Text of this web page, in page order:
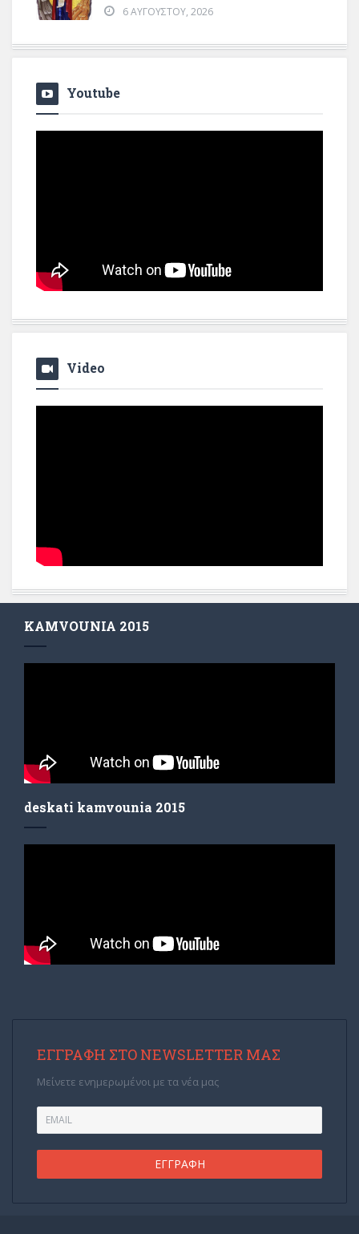
6 ΑΥΓΟΎΣΤΟΥ, 2026
Youtube
Video
KAMVOUNIA 2015
deskati kamvounia 2015
ΕΓΓΡΑΦΉ ΣΤΟ NEWSLETTER ΜΑΣ
Μείνετε ενημερωμένοι με τα νέα μας